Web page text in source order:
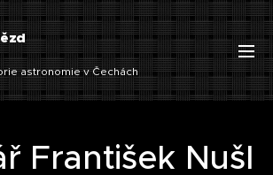
astronomie v Čechách
František Nušl